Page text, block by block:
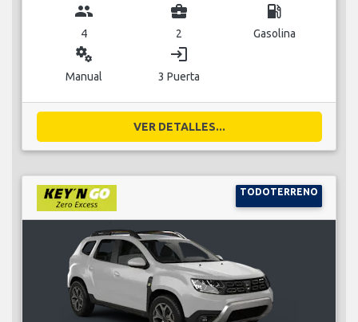
group
4
business_center
2
local_gas_station
Gasolina
miscellaneous_services
Manual
login
3 Puerta
VER DETALLES...
TODOTERRENO